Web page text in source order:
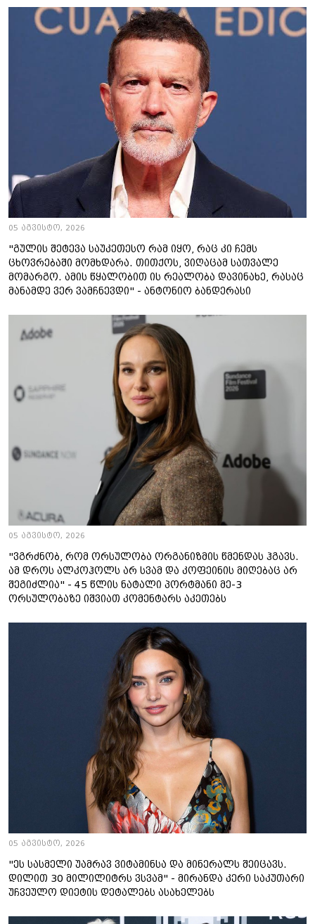
05 აგვისტო, 2026
"გულის შეტევა საუკეთესო რამ იყო, რაც კი ჩემს
ცხოვრებაში მომხდარა. თითქოს, ვიღაცამ სათვალე
მომარგო. ამის წყალობით ის რეალობა დავინახე, რასაც
მანამდე ვერ ვამჩნევდი" - ანტონიო ბანდერასი
05 აგვისტო, 2026
"ვგრძნობ, რომ ორსულობა ორგანიზმის წმენდას ჰგავს.
ამ დროს ალკოჰოლს არ სვამ და კოფეინის მიღებაც არ
შეგიძლია" - 45 წლის ნატალი პორტმანი მე-3
ორსულობაზე იშვიათ კომენტარს აკეთებს
05 აგვისტო, 2026
"ეს სასმელი უამრავ ვიტამინსა და მინერალს შეიცავს.
დილით 30 მილილიტრს ვსვამ" - მირანდა კერი საკუთარი
უჩვეულო დიეტის დეტალებს ასახელებს